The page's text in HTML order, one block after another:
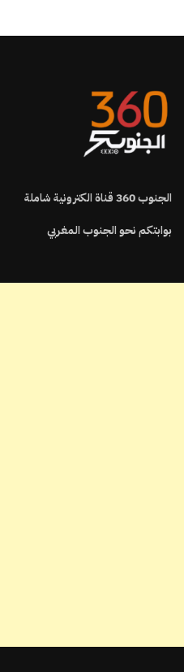
الجنوب360قناة الكترونية شاملة
بوابتكم نحو الجنوب المغربي